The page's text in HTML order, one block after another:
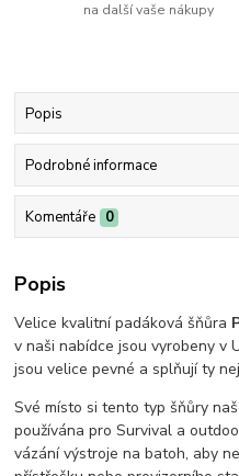
na další vaše nákupy
Popis
Podrobné informace
Komentáře 0
Popis
Velice kvalitní padáková šňůra
v naši nabídce jsou vyrobeny v
jsou velice pevné a splňují ty
Své místo si tento typ šňůry
používána pro Survival a
vázání výstroje na batoh, aby